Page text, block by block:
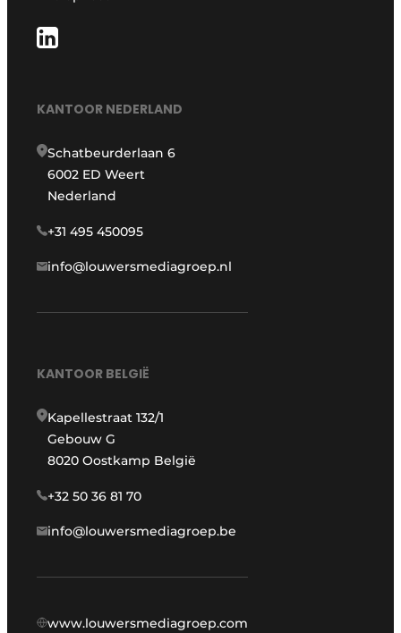
KANTOOR NEDERLAND
Schatbeurderlaan 6
6002 ED Weert
Nederland
+31 495 450095
info@louwersmediagroep.nl
KANTOOR BELGIË
Kapellestraat 132/1
Gebouw G
8020 Oostkamp België
+32 50 36 81 70
info@louwersmediagroep.be
www.louwersmediagroep.com